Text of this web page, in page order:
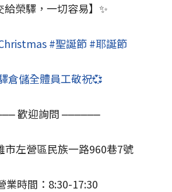
給榮驛，一切容易】✨
#聖誕節 #耶誕節
倉儲全體員工敬祝💞
歡迎詢問 ⎼⎼⎼⎼⎼⎼
市左營區民族一路960巷7號
業時間：8:30-17:30